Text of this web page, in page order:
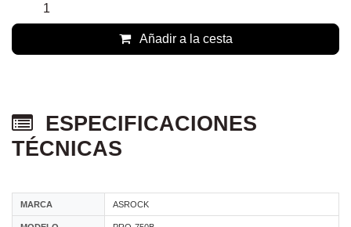
Fuente de alimentación Asrock,
Bronze.
1 conector ATX 24/20 pines, 1 conector EPS 2x4, 1
conector PCIe 16 pines, 1 conectores PCI-e 8 pines, 4
interno de 12 cm.